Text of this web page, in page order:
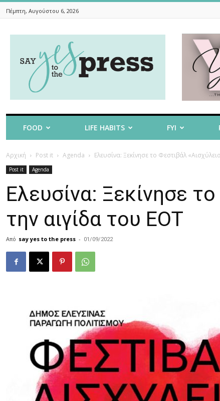
Πέμπτη, Αυγούστου 6, 2026
To
The
FOOD LIFE HABITS FYI
Αρχική Post it Agenda Ελευσίνα: Ξεκίνησε το Φεστιβάλ
Post it Agenda
Ελευσίνα: Ξεκίνησε
την αιγίδα του ΕΟΤ
Από say yes to the press - 01/09/2022